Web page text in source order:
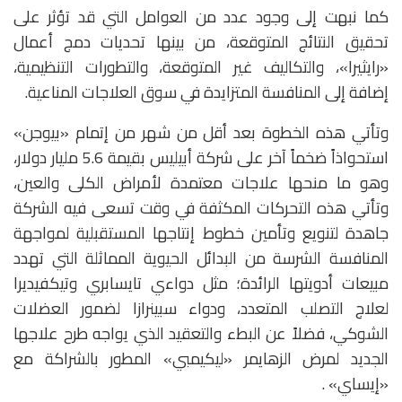
كما نبهت إلى وجود عدد من العوامل التي قد تؤثر على
تحقيق النتائج المتوقعة، من بينها تحديات دمج أعمال
«رايثيرا»، والتكاليف غير المتوقعة، والتطورات التنظيمية،
إضافة إلى المنافسة المتزايدة في سوق العلاجات المناعية.
وتأتي هذه الخطوة بعد أقل من شهر من إتمام «بيوجن»
استحواذاً ضخماً آخر على شركة أبيليس بقيمة 5.6 مليار دولار،
وهو ما منحها علاجات معتمدة لأمراض الكلى والعين،
وتأتي هذه التحركات المكثفة في وقت تسعى فيه الشركة
جاهدة لتنويع وتأمين خطوط إنتاجها المستقبلية لمواجهة
المنافسة الشرسة من البدائل الحيوية المماثلة التي تهدد
مبيعات أدويتها الرائدة؛ مثل دواءي تايسابري وتيكفيديرا
لعلاج التصلب المتعدد، ودواء سبينرازا لضمور العضلات
الشوكي، فضلاً عن البطء والتعقيد الذي يواجه طرح علاجها
الجديد لمرض الزهايمر «ليكيمبي» المطور بالشراكة مع
«إيساي» .